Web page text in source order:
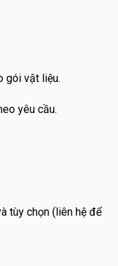
gói vật liệu.
yêu cầu.
tùy chọn (liên hệ để